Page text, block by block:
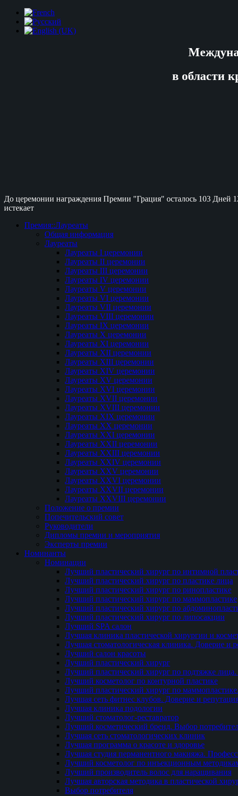
в области
До церемонии награждения Премии "Грация" осталось 103 Дней
истекает
Премия::Лауреаты
Общая информация
Лауреаты
Лауреаты I церемонии
Лауреаты II церемонии
Лауреаты III церемонии
Лауреаты IV церемонии
Лауреаты V церемонии
Лауреаты VI церемонии
Лауреаты VII церемонии
Лауреаты VIII церемонии
Лауреаты IX церемонии
Лауреаты Х церемонии
Лауреаты XI церемонии
Лауреаты XII церемонии
Лауреаты XIII церемонии
Лауреаты XIV церемонии
Лауреаты XV церемонии
Лауреаты XVI церемонии
Лауреаты XVII церемонии
Лауреаты XVIII церемонии
Лауреаты XIX церемонии
Лауреаты XX церемонии
Лауреаты XXI церемонии
Лауреаты XXII церемонии
Лауреаты XXIII церемонии
Лауреаты XXIV церемонии
Лауреаты XXV церемонии
Лауреаты XXVI церемонии
Лауреаты XXVII церемонии
Лауреаты XXVIII церемонии
Положение о премии
Попечительский совет
Руководители
Дипломы премии и мероприятия
Эксперты премии
Номинанты
Номинации
Лучший пластический хирург по интимной
Лучший пластический хирург по пластике лица
Лучший пластический хирург по ринопластике
Лучший пластический хирург по маммопластике
Лучший пластический хирург по
Лучший пластический хирург по липосакции
Лучший SPA салон
Лучшая клиника пластической хирургии и
Лучшая стоматологическая клиника. Доверие и
Лучший салон красоты
Лучший пластический хирург
Лучший пластический хирург по подтяжке
Лучший косметолог по контурной пластике
Лучший пластический хирург по
Лучшая сеть фитнес клубов. Доверие и
Лучшая клиника подологии
Лучший стоматолог-реставратор
Лучший косметический бренд. Выбор
Лучшая сеть стоматологических клиник
Лучшая программа о красоте и здоровье
Лучшая студия перманентного макияжа.
Лучший косметолог по инъекционным
Лучший производитель волос для наращивания
Лучшая авторская методика в пластической
Выбор потребителя